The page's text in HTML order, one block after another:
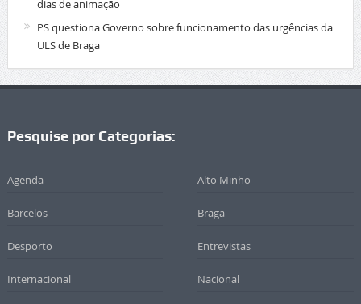
dias de animação
PS questiona Governo sobre funcionamento das urgências da
ULS de Braga
Pesquise por Categorias:
Agenda Alto Minho
Barcelos Braga
Desporto Entrevistas
Internacional Nacional